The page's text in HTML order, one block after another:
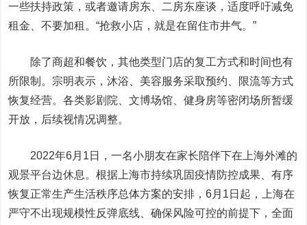
一些扶持政策，或者邀请房东、二房东座谈，适度呼吁减免
租金、不要加租。“抢救小店，就是在留住市井气。”
除了商超和餐饮，其他类型门店的复工方式和时间也有
所限制。宗明表示，沐浴、美容服务采取预约、限流等方式
恢复经营。各类影剧院、文博场馆、健身房等密闭场所暂缓
开放，后续视情况调整。
2022年6月1日，一名小朋友在家长陪伴下在上海外滩的
观景平台边休息。根据上海市持续巩固疫情防控成果、有序
恢复正常生产生活秩序总体方案的安排，6月1日起，上海在
严守不出现规模性反弹底线、确保风险可控的前提下，全面